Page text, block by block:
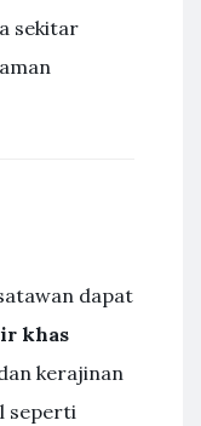
sekitar
dapat
khas
kerajinan
seperti